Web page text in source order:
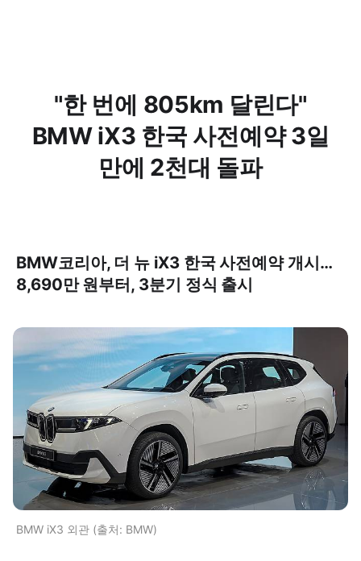
"한 번에 805km 달린다"
BMW iX3 한국 사전예약 3일
만에 2천대 돌파
BMW코리아, 더 뉴 iX3 한국 사전예약 개시…
8,690만 원부터, 3분기 정식 출시
BMW iX3 외관 (출처: BMW)